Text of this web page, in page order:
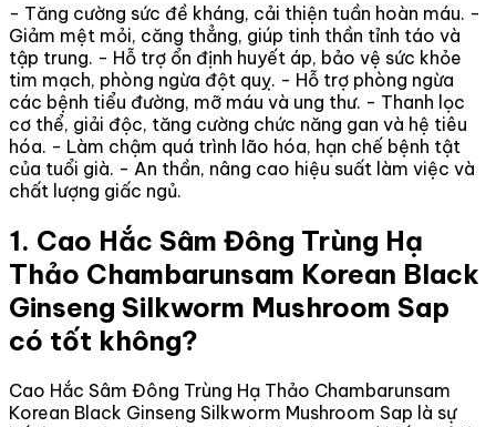
- Tăng cường sức đề kháng, cải thiện tuần hoàn máu. -
Giảm mệt mỏi, căng thẳng, giúp tinh thần tỉnh táo và
tập trung. - Hỗ trợ ổn định huyết áp, bảo vệ sức khỏe
tim mạch, phòng ngừa đột quỵ. - Hỗ trợ phòng ngừa
các bệnh tiểu đường, mỡ máu và ung thư. - Thanh lọc
cơ thể, giải độc, tăng cường chức năng gan và hệ tiêu
hóa. - Làm chậm quá trình lão hóa, hạn chế bệnh tật
của tuổi già. - An thần, nâng cao hiệu suất làm việc và
chất lượng giấc ngủ.
1. Cao Hắc Sâm Đông Trùng Hạ
Thảo Chambarunsam Korean Black
Ginseng Silkworm Mushroom Sap
có tốt không?
Cao Hắc Sâm Đông Trùng Hạ Thảo Chambarunsam
Korean Black Ginseng Silkworm Mushroom Sap là sự